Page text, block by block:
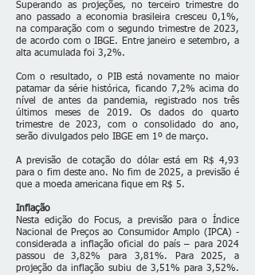
Superando as projeções, no terceiro trimestre do
ano passado a economia brasileira cresceu 0,1%,
na comparação com o segundo trimestre de 2023,
de acordo com o IBGE. Entre janeiro e setembro, a
alta acumulada foi 3,2%.
Com o resultado, o PIB está novamente no maior
patamar da série histórica, ficando 7,2% acima do
nível de antes da pandemia, registrado nos três
últimos meses de 2019. Os dados do quarto
trimestre de 2023, com o consolidado do ano,
serão divulgados pelo IBGE em 1º de março.
A previsão de cotação do dólar está em R$ 4,93
para o fim deste ano. No fim de 2025, a previsão é
que a moeda americana fique em R$ 5.
Inflação
Nesta edição do Focus, a previsão para o Índice
Nacional de Preços ao Consumidor Amplo (IPCA) -
considerada a inflação oficial do país – para 2024
passou de 3,82% para 3,81%. Para 2025, a
projeção da inflação subiu de 3,51% para 3,52%.